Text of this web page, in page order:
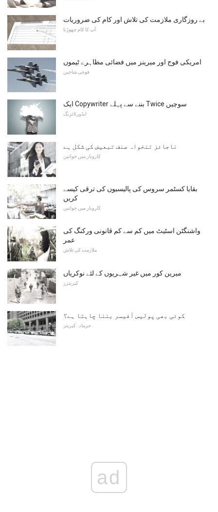
بے روزگاری ملازمت کی تلاش اور کام کی ضروریات
آپ کا کام چھوڑنا
امریکی فوج اور میرینز میں فضائی مظاہرے ٹیموں
فوجی شاخیں
ایک Copywriter بننے سے پہلے Twice سوچیں
ایڈورٹائزنگ
ناجائز تنخواہ صنف تبعیض کی شکل ہے
کاروبار میں خواتین
بقایا کسٹمر سروس کی پالیسیوں کی ترقی کیسے
کریں
کاروبار میں خواتین
واشنگٹن اسٹیٹ میں کم سے کم قانونی ورکنگ کی
عمر
ملازمت کی تلاش
میرین کور میں غیر شہریوں کے لئے نوکریاں
کیریئرز
کوئی بھی پولیس آفیسر بننا چاہتا ہے؟
جرمانہ کیریئر
ad